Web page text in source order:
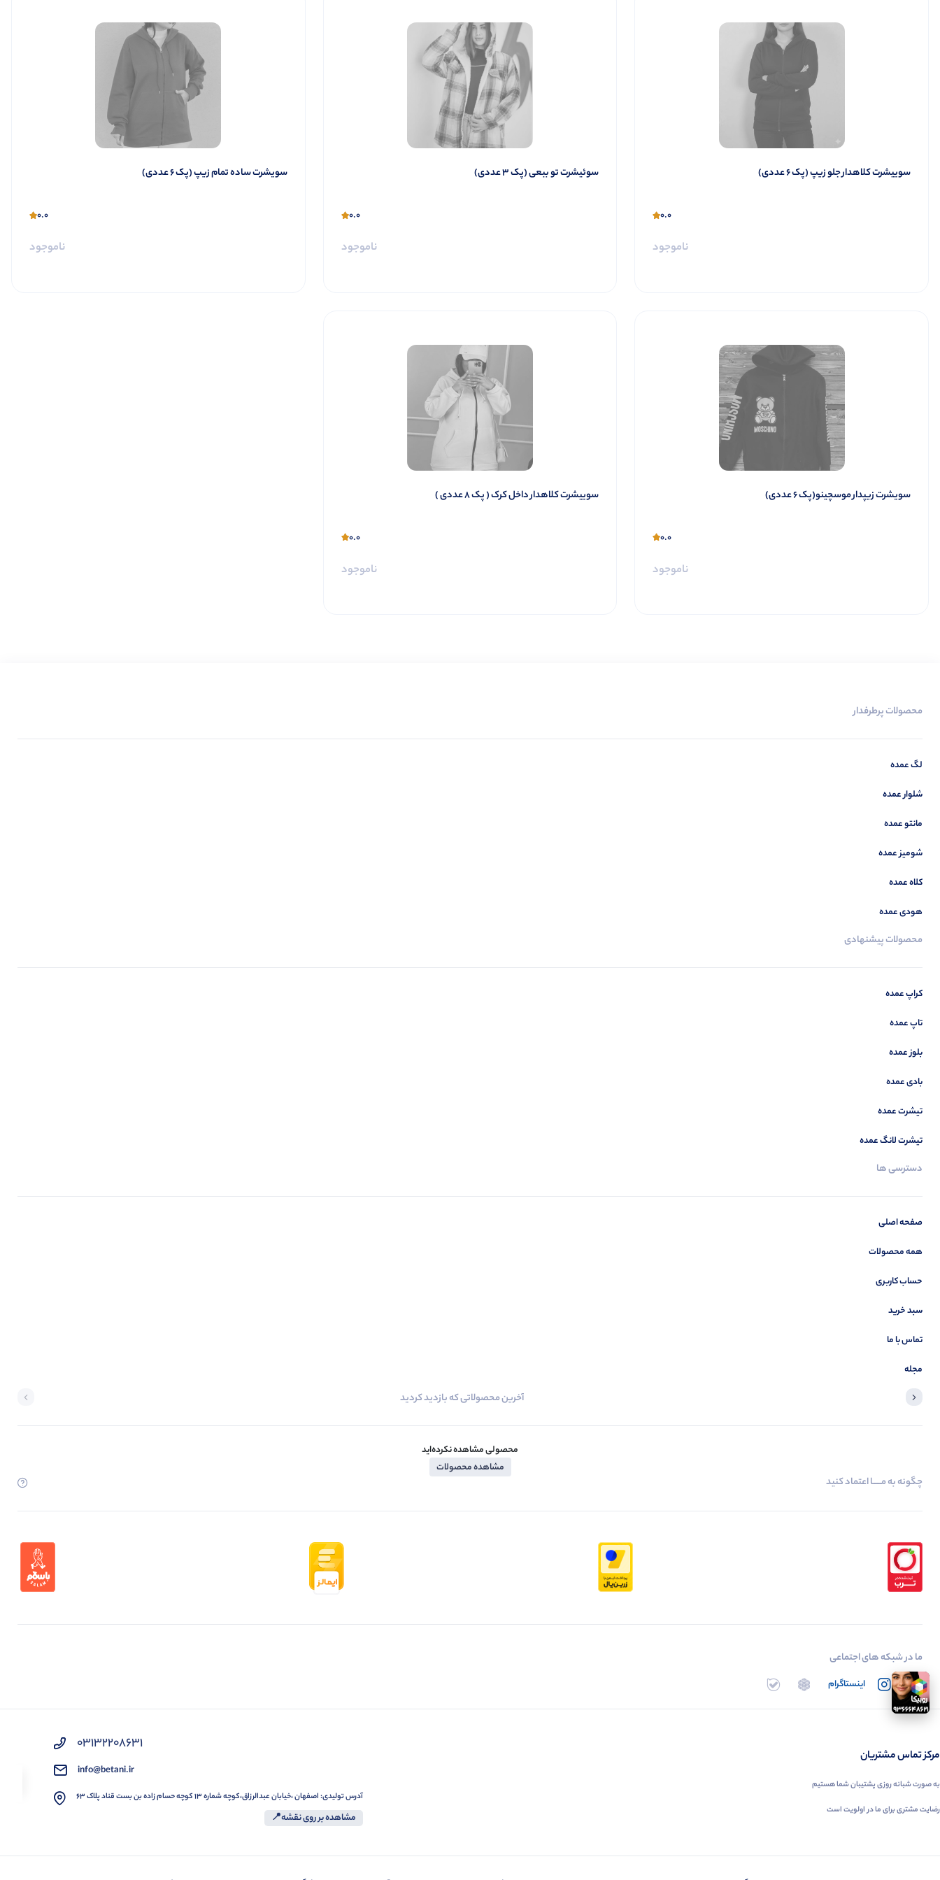
️سوییشرت کلاهدار جلو زیپ (پک 6 عددی)
0.0
ناموجود
سوئیشرت تو ببعی (پک 3 عددی)
0.0
ناموجود
سویشرت ساده تمام زیپ (پک 6 عددی)
0.0
ناموجود
سویشرت زیپدار موسچینو(پک 6 عددی)
0.0
ناموجود
سوییشرت کلاهدار داخل کرک ( پک 8 عددی )
0.0
ناموجود
محصولات پرطرفدار
لگ عمده
شلوار عمده
مانتو عمده
شومیز عمده
کلاه عمده
هودی عمده
محصولات پیشنهادی
کراپ عمده
تاپ عمده
بلوز عمده
بادی عمده
تیشرت عمده
تیشرت لانگ عمده
دسترسی ها
صفحه اصلی
همه محصولات
حساب کاربری
سبد خرید
تماس با ما
مجله
آخرین محصولاتی که بازدید کردید
محصولی مشاهده نکرده‌اید
مشاهده محصولات
چگونه به مــــــا اعتماد کنید
ما در شبکه های اجتماعی
تلگرام اینستاگرام روبیکا بله
مرکز تماس مشتریان
به صورت شبانه روزی پشتیبان شما هستیم
رضایت مشتری برای ما در اولویت است
03132208631
info@betani.ir
آدرس تولیدی: اصفهان ،خیابان عبدالرزاق،کوچه شماره ۱۳ کوچه حسام زاده بن بست قناد پلاک ۶۳
مشاهده بر روی نقشه📍